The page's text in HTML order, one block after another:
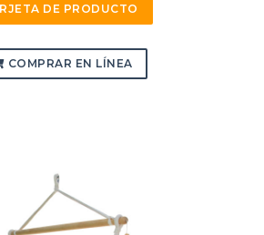
DE PRODUCTO
COMPRAR EN LÍNEA